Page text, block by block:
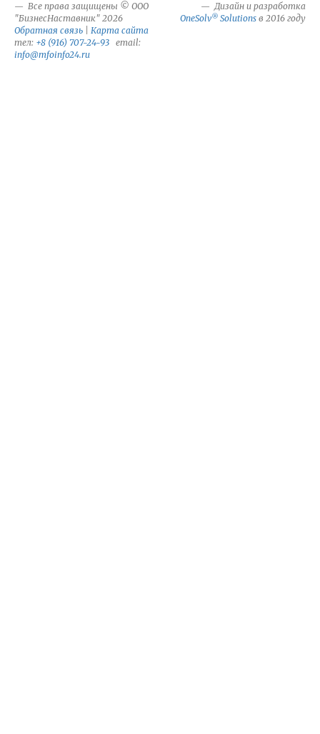
Все права защищены © ООО
"БизнесНаставник" 2026
Обратная связь
Карта сайта
тел: +8 (916) 707-24-93 email:
info@mfoinfo24.ru
Дизайн и разработка
OneSolv® Solutions в 2016 году